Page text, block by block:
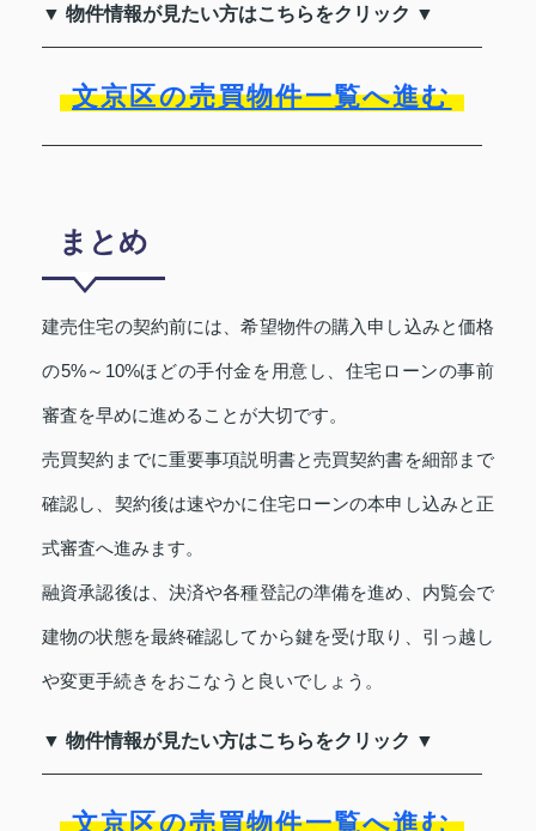
▼ 物件情報が見たい方はこちらをクリック ▼
文京区の売買物件一覧へ進む
まとめ
建売住宅の契約前には、希望物件の購入申し込みと価格
の5%～10%ほどの手付金を用意し、住宅ローンの事前
審査を早めに進めることが大切です。
売買契約までに重要事項説明書と売買契約書を細部まで
確認し、契約後は速やかに住宅ローンの本申し込みと正
式審査へ進みます。
融資承認後は、決済や各種登記の準備を進め、内覧会で
建物の状態を最終確認してから鍵を受け取り、引っ越し
や変更手続きをおこなうと良いでしょう。
▼ 物件情報が見たい方はこちらをクリック ▼
文京区の売買物件一覧へ進む